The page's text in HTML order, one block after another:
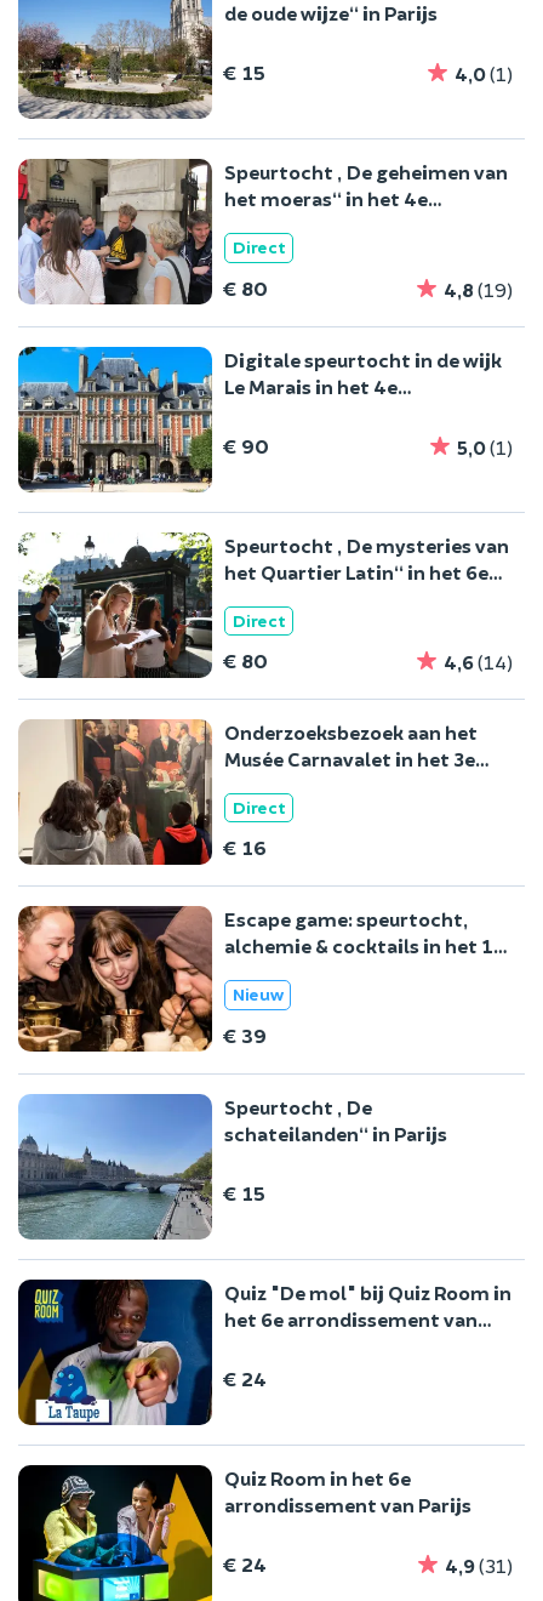
de oude wijze“ in Parijs
€ 15 4,0(1)
Speurtocht „De geheimen van
het moeras“ in het 4e
Direct
€ 80 4,8 (19)
Digitale speurtocht in de wijk
Le Marais in het 4e
€ 90 5,0(1)
Speurtocht „De mysteries van
het Quartier Latin“ in het 6e
Direct
€ 80 4,6(14)
Onderzoeksbezoek aan het
Musée Carnavalet in het 3e
Direct
€ 16
Escape game: speurtocht,
alchemie & cocktails in het 1e
Nieuw
€ 39
Speurtocht „De
schateilanden“ in Parijs
€ 15
Quiz "De mol" bij Quiz Room in
het 6e arrondissement van
€ 24
Quiz Room in het 6e
arrondissement van Parijs
€ 24 4,9(31)